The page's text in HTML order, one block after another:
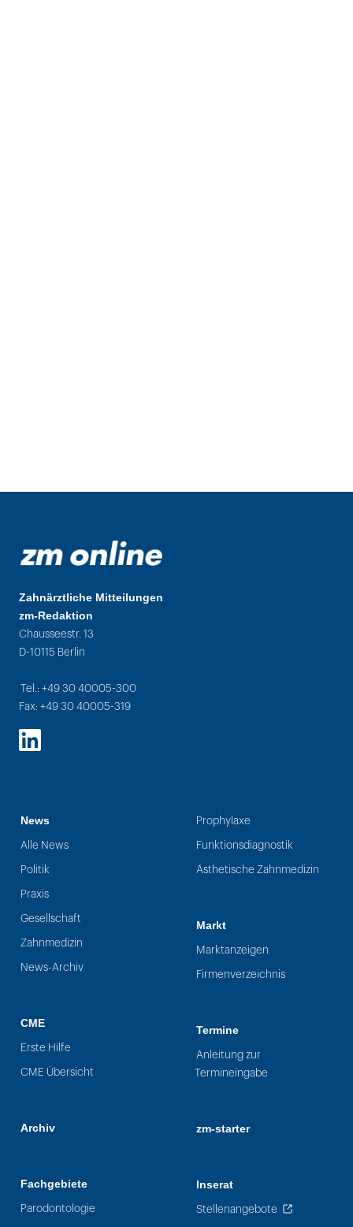
Zahnärztliche Mitteilungen
zm-Redaktion
Chausseestr. 13
D-10115 Berlin
Tel.: +49 30 40005-300
Fax: +49 30 40005-319
LinkedIn
News
Alle News
Politik
Praxis
Gesellschaft
Zahnmedizin
News-Archiv
CME
Erste Hilfe
CME Übersicht
Archiv
Fachgebiete
Parodontologie
Prophylaxe
Funktionsdiagnostik
Ästhetische Zahnmedizin
Markt
Marktanzeigen
Firmenverzeichnis
Termine
Anleitung zur
Termineingabe
zm-starter
Inserat
Stellenangebote